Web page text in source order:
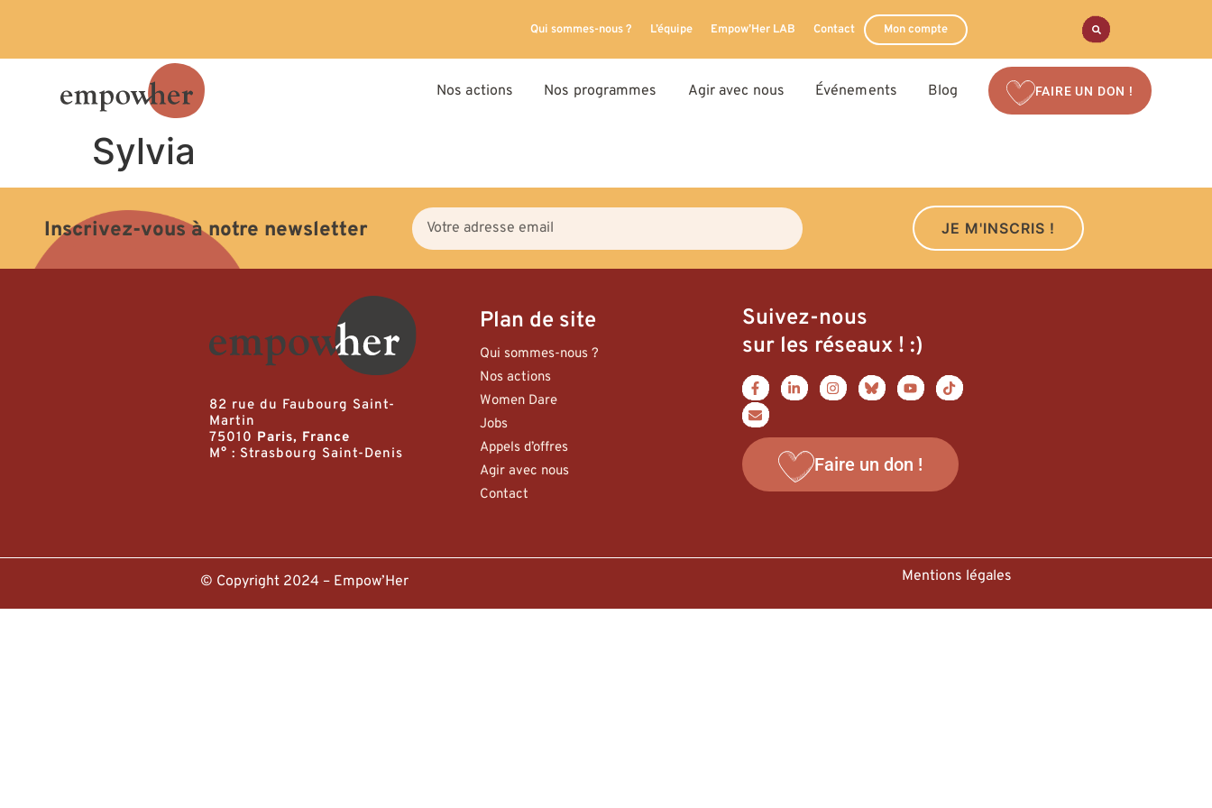
Qui sommes-nous ? L’équipe Empow’Her LAB Contact Mon compte
Nos actions Nos programmes Agir avec nous Événements Blog FAIRE UN DON !
Sylvia
Inscrivez-vous à notre newsletter JE M'INSCRIS !
82 rue du Faubourg Saint-
Martin
75010 Paris, France
M° : Strasbourg Saint-Denis
Plan de site
Qui sommes-nous ?
Nos actions
Women Dare
Jobs
Appels d’offres
Agir avec nous
Contact
Suivez-nous
sur les réseaux ! :)
Faire un don !
© Copyright 2024 – Empow’Her Mentions légales